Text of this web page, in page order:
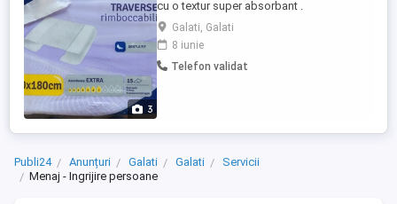
3
cu o textur super absorbant .
Galati, Galati
8 iunie
Telefon validat
Publi24 Anunțuri Galati Galati
Servicii
Menaj - Ingrijire persoane